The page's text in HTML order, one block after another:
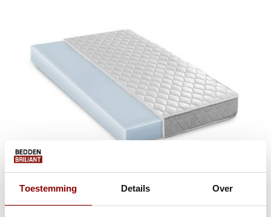
Toestemming Details Over